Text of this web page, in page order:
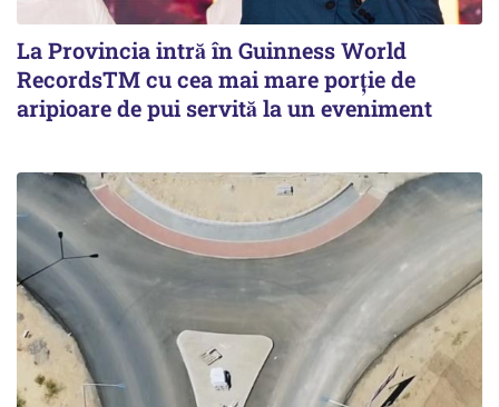
La Provincia intră în Guinness World
RecordsTM cu cea mai mare porție de
aripioare de pui servită la un eveniment